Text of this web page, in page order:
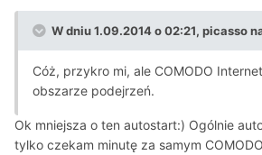
W dniu 1.09.2014 o 02:21, picasso
Cóż, przykro mi, ale COMODO
obszarze podejrzeń.
Ok mniejsza o ten autostart:) Ogólnie
tylko czekam minutę za samym